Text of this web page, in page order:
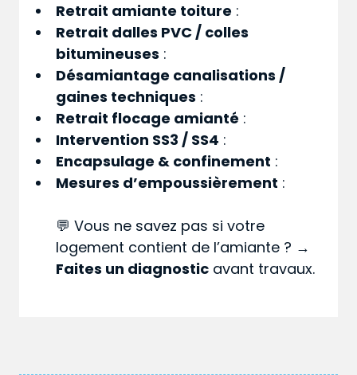
Retrait amiante toiture :
Retrait dalles PVC / colles
bitumineuses :
Désamiantage canalisations /
gaines techniques :
Retrait flocage amianté :
Intervention SS3 / SS4 :
Encapsulage & confinement :
Mesures d’empoussièrement :
💬 Vous ne savez pas si votre
logement contient de l’amiante ? →
Faites un diagnostic avant travaux.